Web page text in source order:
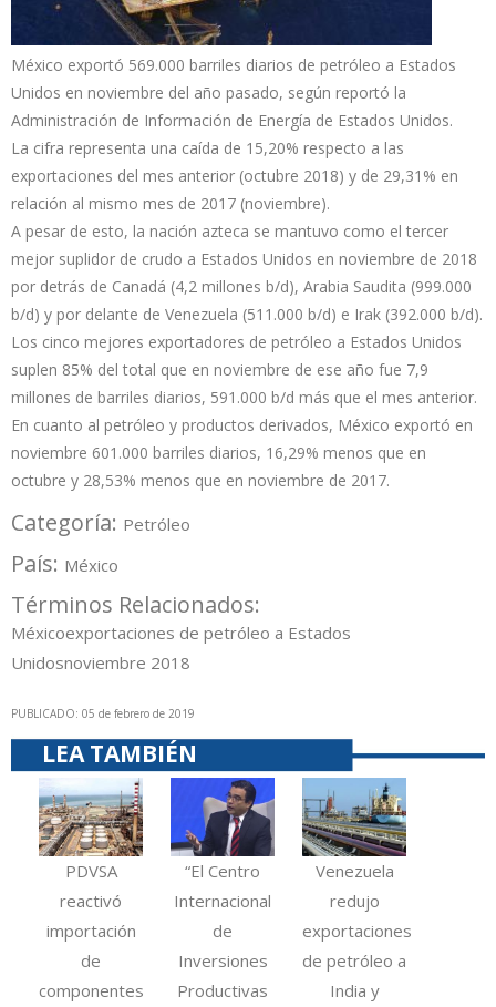
México exportó 569.000 barriles diarios de petróleo a Estados
Unidos en noviembre del año pasado, según reportó la
Administración de Información de Energía de Estados Unidos.
La cifra representa una caída de 15,20% respecto a las
exportaciones del mes anterior (octubre 2018) y de 29,31% en
relación al mismo mes de 2017 (noviembre).
A pesar de esto, la nación azteca se mantuvo como el tercer
mejor suplidor de crudo a Estados Unidos en noviembre de 2018
por detrás de Canadá (4,2 millones b/d), Arabia Saudita (999.000
b/d) y por delante de Venezuela (511.000 b/d) e Irak (392.000 b/d).
Los cinco mejores exportadores de petróleo a Estados Unidos
suplen 85% del total que en noviembre de ese año fue 7,9
millones de barriles diarios, 591.000 b/d más que el mes anterior.
En cuanto al petróleo y productos derivados, México exportó en
noviembre 601.000 barriles diarios, 16,29% menos que en
octubre y 28,53% menos que en noviembre de 2017.
Categoría: Petróleo
País: México
Términos Relacionados:
Méxicoexportaciones de petróleo a Estados
Unidosnoviembre 2018
PUBLICADO: 05 de febrero de 2019
LEA TAMBIÉN
PDVSA
reactivó
importación
de
componentes
“El Centro
Internacional
de
Inversiones
Productivas
Venezuela
redujo
exportaciones
de petróleo a
India y